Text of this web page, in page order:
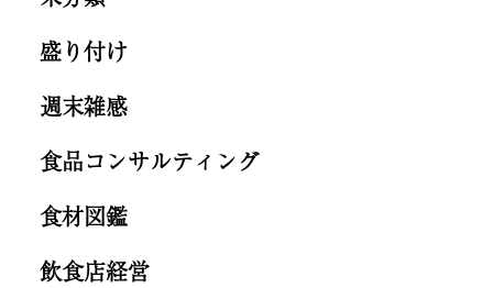
盛り付け
週末雑感
食品コンサルティング
食材図鑑
飲食店経営